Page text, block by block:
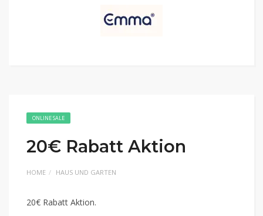
ONLINE SALE
20€ Rabatt Aktion
HOME HAUS UND GARTEN
20€ Rabatt Aktion.